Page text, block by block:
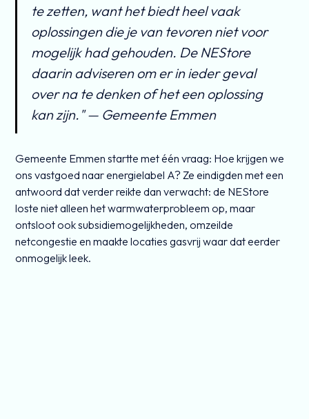
te zetten, want het biedt heel vaak
oplossingen die je van tevoren niet voor
mogelijk had gehouden. De NEStore
daarin adviseren om er in ieder geval
over na te denken of het een oplossing
kan zijn." — Gemeente Emmen
Gemeente Emmen startte met één vraag: Hoe krijgen we
ons vastgoed naar energielabel A? Ze eindigden met een
antwoord dat verder reikte dan verwacht: de NEStore
loste niet alleen het warmwaterprobleem op, maar
ontsloot ook subsidiemogelijkheden, omzeilde
netcongestie en maakte locaties gasvrij waar dat eerder
onmogelijk leek.